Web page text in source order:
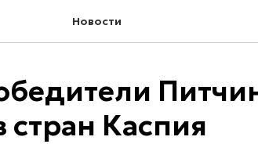
Новости
стран Каспия